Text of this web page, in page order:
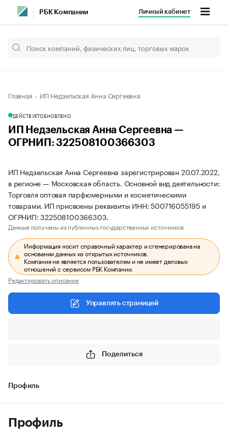
РБК Компании Личный кабинет
Главная ИП Недзельская Анна Сергеевна
ДЕЙСТВУЕТОБНОВЛЕНО
ИП Недзельская Анна Сергеевна —
ОГРНИП: 322508100366303
ИП Недзельская Анна Сергеевна зарегистрирован 20.07.2022,
в регионе — Московская область. Основной вид деятельности:
Торговля оптовая парфюмерными и косметическими
товарами. ИП присвоены реквизиты ИНН: 500716055195 и
ОГРНИП: 322508100366303.
Данные получены из публичных государственных источников.
Информация носит справочный характер и сгенерирована на
основании данных из открытых источников.
Компания не является пользователем и не имеет деловых
отношений с сервисом РБК Компании.
Редактировать описание
Управлять страницей
Поделиться
Профиль
Профиль